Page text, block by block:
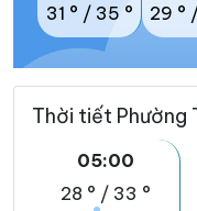
31 ° / 35 ° 29 °
Thời tiết Phường
05:00
28 ° / 33 °